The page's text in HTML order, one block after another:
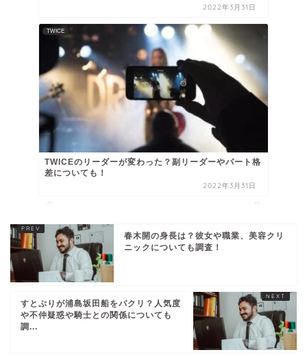
2022年3月31日
TWICE
TWICEのリーダーが変わった？副リーダーやパート格
差についても！
2022年3月31日
春木開の身長は？彼女や職業、美容クリ
ニックについても調査！
すとぷりが浦島坂田船をパクリ？人気度
や不仲疑惑や騎士との関係についても
調...